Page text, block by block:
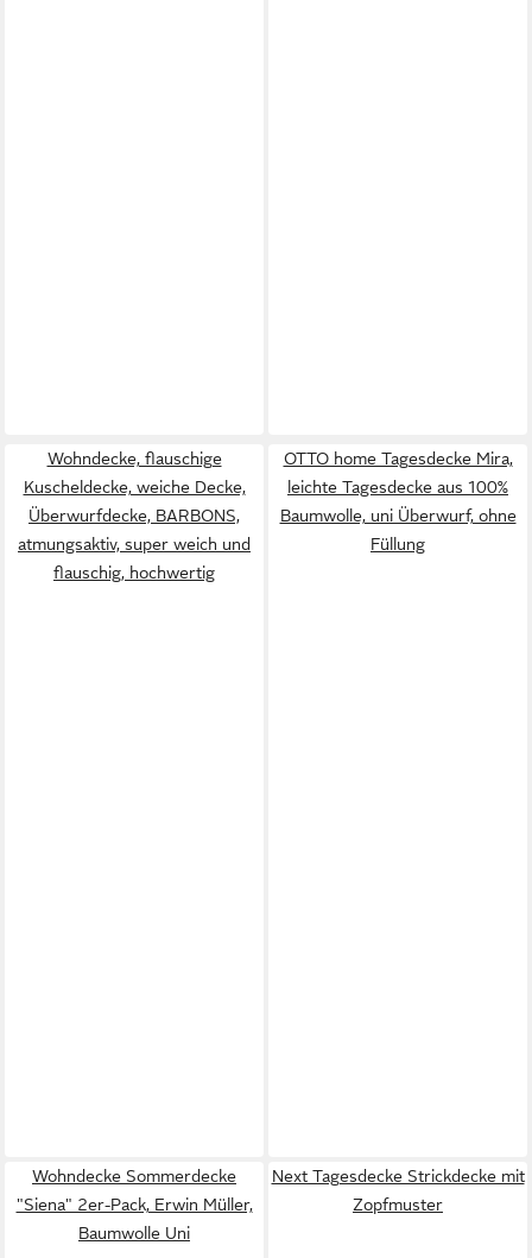
Wohndecke, flauschige
Kuscheldecke, weiche Decke,
Überwurfdecke, BARBONS,
atmungsaktiv, super weich und
flauschig, hochwertig
OTTO home Tagesdecke Mira,
leichte Tagesdecke aus 100%
Baumwolle, uni Überwurf, ohne
Füllung
Wohndecke Sommerdecke
"Siena" 2er-Pack, Erwin Müller,
Baumwolle Uni
Next Tagesdecke Strickdecke mit
Zopfmuster